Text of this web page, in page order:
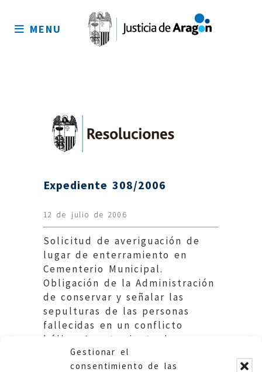
Gestionar el
consentimiento de las
sitio
MENU
Expediente 308/2006
12 de julio de 2006
Solicitud de averiguación de
lugar de enterramiento en
Cementerio Municipal.
Obligación de la Administración
de conservar y señalar las
sepulturas de las personas
fallecidas en un conflicto
bélico. Ayuntamiento de
Monroyo.